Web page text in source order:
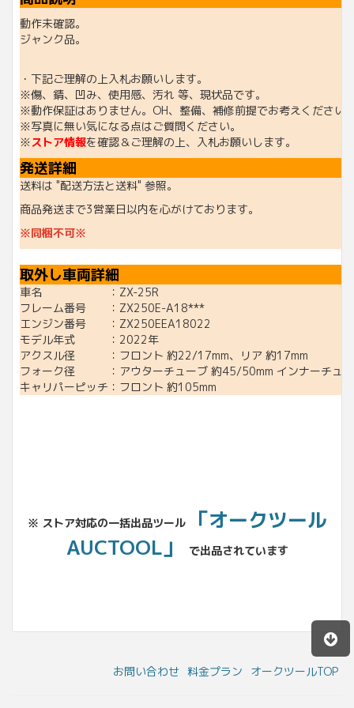
動作未確認。
ジャンク品。
・下記ご理解の上入札お願いします。
※傷、錆、凹み、使用感、汚れ 等、現状品です。
※動作保証はありません。OH、整備、補修前提でお考えください
※写真に無い気になる点はご質問ください。
※ストア情報を確認＆ご理解の上、入札お願いします。
発送詳細
送料は "配送方法と送料" 参照。
商品発送まで3営業日以内を心がけております。
※同梱不可※
取外し車両詳細
車名 ：ZX-25R
フレーム番号 ：ZX250E-A18***
エンジン番号 ：ZX250EEA18022
モデル年式 ：2022年
アクスル径 ：フロント 約22/17mm、リア 約17mm
フォーク径 ：アウターチューブ 約45/50mm インナーチュー
キャリパーピッチ：フロント 約105mm
※ ストア対応の一括出品ツール
「オークツール
AUCTOOL」
で出品されています
お問い合わせ 料金プラン オークツールTOP